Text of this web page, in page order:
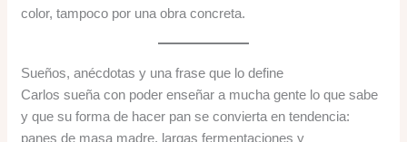
color, tampoco por una obra concreta.
Sueños, anécdotas y una frase que lo define
Carlos sueña con poder enseñar a mucha gente lo que sabe
y que su forma de hacer pan se convierta en tendencia:
panes de masa madre, largas fermentaciones y